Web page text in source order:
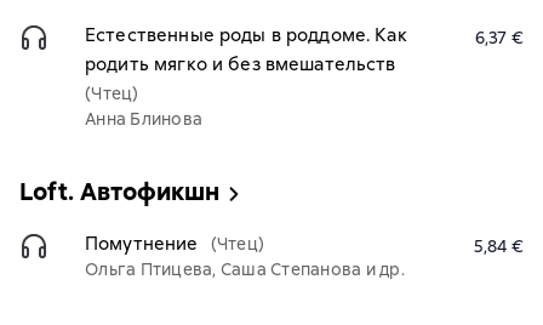
Естественные роды в роддоме. Как
родить мягко и без вмешательств
(Чтец)
Анна Блинова
6,37 €
Loft. Автофикшн
Помутнение
(Чтец)
Ольга Птицева, Саша Степанова и др.
5,84 €